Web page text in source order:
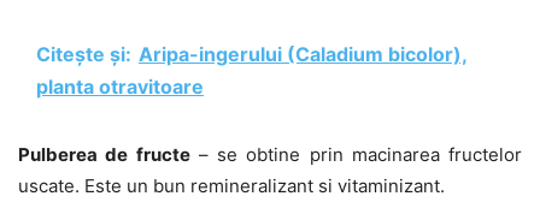
Citește și: Aripa-ingerului (Caladium bicolor),
planta otravitoare
Pulberea de fructe– se obtine prin macinarea fructelor
uscate. Este un bun remineralizant si vitaminizant.